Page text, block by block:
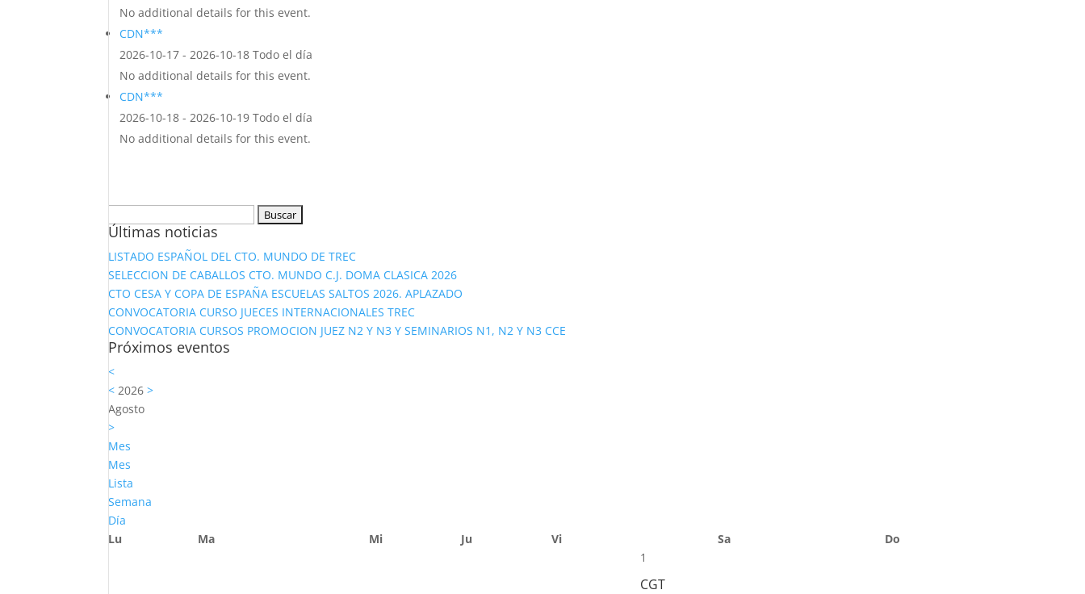
No additional details for this event.
CDN***
2026-10-17 - 2026-10-18 Todo el día
No additional details for this event.
CDN***
2026-10-18 - 2026-10-19 Todo el día
No additional details for this event.
Últimas noticias
LISTADO ESPAÑOL DEL CTO. MUNDO DE TREC
SELECCION DE CABALLOS CTO. MUNDO C.J. DOMA CLASICA 2026
CTO CESA Y COPA DE ESPAÑA ESCUELAS SALTOS 2026. APLAZADO
CONVOCATORIA CURSO JUECES INTERNACIONALES TREC
CONVOCATORIA CURSOS PROMOCION JUEZ N2 Y N3 Y SEMINARIOS N1, N2 Y N3 CCE
Próximos eventos
<
< 2026>
Agosto
>
Mes
Mes
Lista
Semana
Día
Lu
Ma Mi Ju Vi Sa
Do
1
CGT